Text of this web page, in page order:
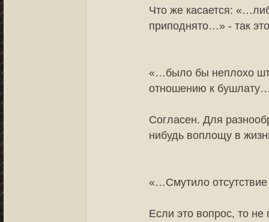
Что же касается:
приподнято…» - так
«…было бы неплохо
отношению к
Согласен. Для
нибудь воплощу в
«…Смутило
Если это вопрос, то